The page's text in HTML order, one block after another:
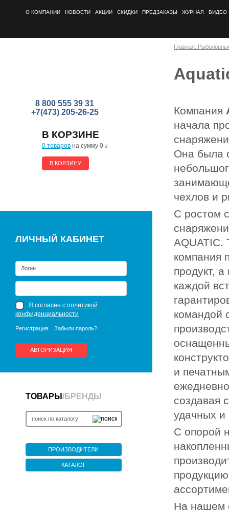
О КОМПАНИИ НОВОСТИ АКЦИИ СКИДКИ ПРЕДЗАКАЗЫ ЖУРНАЛ ВИДЕО
8 800 555 39 31
+7(473) 205-26-25
В КОРЗИНЕ
0 товаров на сумму 0 a
В КОРЗИНУ
ЛИЧНЫЙ КАБИНЕТ
Я согласен с политикой
конфиденциальности
Регистрация Забыли пароль?
АВТОРИЗАЦИЯ
ТОВАРЫ /БРЕНДЫ
ПРОИЗВОДИТЕЛИ
КАТАЛОГ
Главная:
Компания
начала
Она была
чехлов и
С ростом
AQUATIC.
компания
продукт,
каждой
командой
и
создавая
удачных
С опорой
На нашем